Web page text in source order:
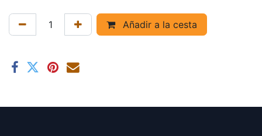
Añadir a la cesta